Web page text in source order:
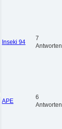
Inseki 94
7
Antworten
APE
6
Antworten